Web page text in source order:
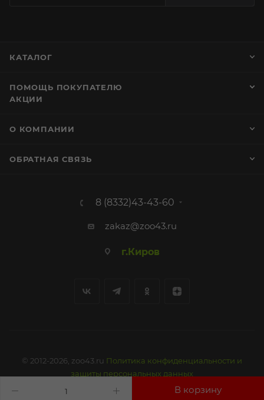
КАТАЛОГ
ПОМОЩЬ ПОКУПАТЕЛЮ
АКЦИИ
О КОМПАНИИ
ОБРАТНАЯ СВЯЗЬ
8 (8332)43-43-60
zakaz@zoo43.ru
г.Киров
© 2012-2026, zoo43.ru Политика конфиденциальности и
защиты персональных данных